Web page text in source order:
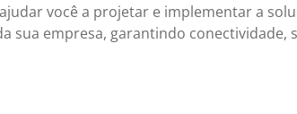
você a projetar e implementar a
sua empresa, garantindo conectividade,